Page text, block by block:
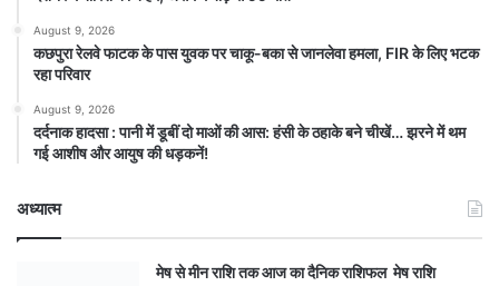
August 9, 2026
कछपुरा रेलवे फाटक के पास युवक पर चाकू-बका से जानलेवा हमला, FIR के लिए भटक
रहा परिवार
August 9, 2026
दर्दनाक हादसा : पानी में डूबीं दो माओं की आस: हंसी के ठहाके बने चीखें… झरने में थम
गई आशीष और आयुष की धड़कनें!
अध्यात्म
मेष से मीन राशि तक आज का दैनिक राशिफल मेष राशि